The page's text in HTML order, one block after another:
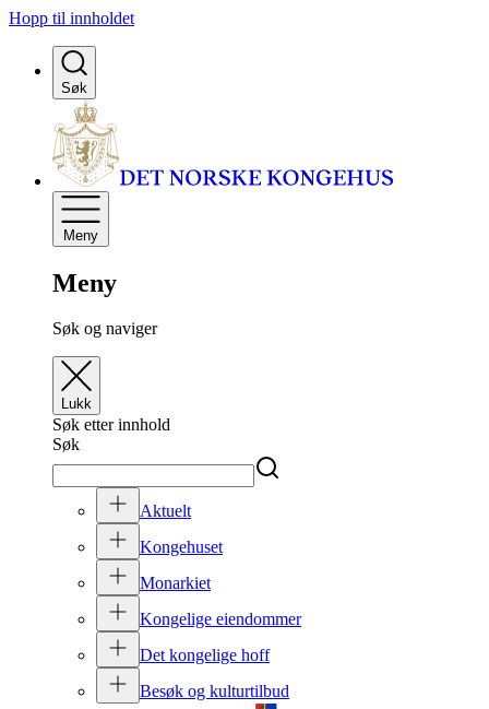
Hopp til innholdet
Søk
Meny
Meny
Søk og naviger
Lukk
Søk etter innhold
Søk
Aktuelt
Kongehuset
Monarkiet
Kongelige eiendommer
Det kongelige hoff
Besøk og kulturtilbud